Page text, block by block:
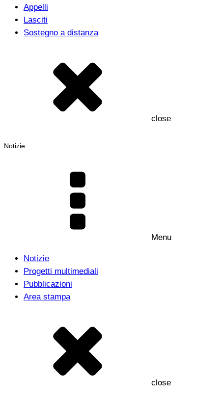
Appelli
Lasciti
Sostegno a distanza
close
Notizie
Menu
Notizie
Progetti multimediali
Pubblicazioni
Area stampa
close